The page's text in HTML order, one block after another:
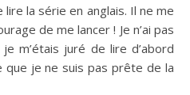
la série en anglais. Il ne me
de me lancer ! Je n’ai pas
m’étais juré de lire d’abord
je ne suis pas prête de la